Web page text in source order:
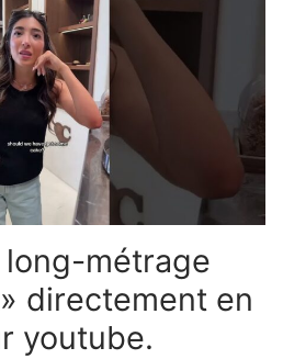
métrage
directement en
youtube.